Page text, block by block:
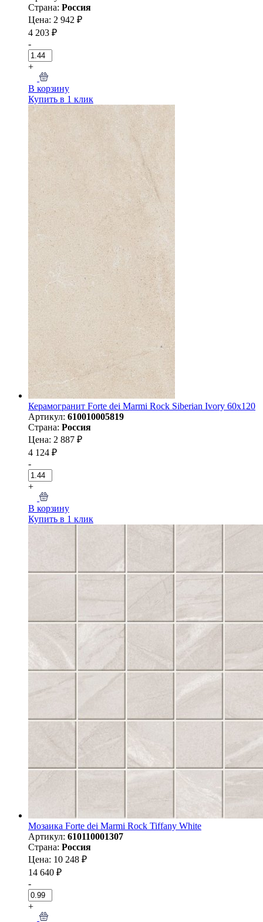
Страна: Россия
Цена: 2 942 ₽
4 203 ₽
-
+
В корзину
Купить в 1 клик
Керамогранит Forte dei Marmi Rock Siberian Ivory 60x120
Артикул: 610010005819
Страна: Россия
Цена: 2 887 ₽
4 124 ₽
-
+
В корзину
Купить в 1 клик
Мозаика Forte dei Marmi Rock Tiffany White
Артикул: 610110001307
Страна: Россия
Цена: 10 248 ₽
14 640 ₽
-
+